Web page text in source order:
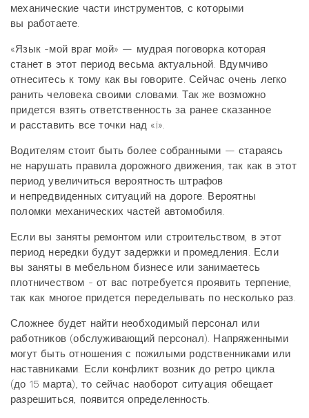
механические части инструментов, с которыми
вы работаете.
«Язык -мой враг мой» — мудрая поговорка которая
станет в этот период весьма актуальной. Вдумчиво
отнеситесь к тому как вы говорите. Сейчас очень легко
ранить человека своими словами. Так же возможно
придется взять ответственность за ранее сказанное
и расставить все точки над «i».
Водителям стоит быть более собранными — стараясь
не нарушать правила дорожного движения, так как в этот
период увеличиться вероятность штрафов
и непредвиденных ситуаций на дороге. Вероятны
поломки механических частей автомобиля.
Если вы заняты ремонтом или строительством, в этот
период нередки будут задержки и промедления. Если
вы заняты в мебельном бизнесе или занимаетесь
плотничеством - от вас потребуется проявить терпение,
так как многое придется переделывать по несколько раз.
Сложнее будет найти необходимый персонал или
работников (обслуживающий персонал). Напряженными
могут быть отношения с пожилыми родственниками или
наставниками. Если конфликт возник до ретро цикла
(до 15 марта), то сейчас наоборот ситуация обещает
разрешиться, появится определенность.